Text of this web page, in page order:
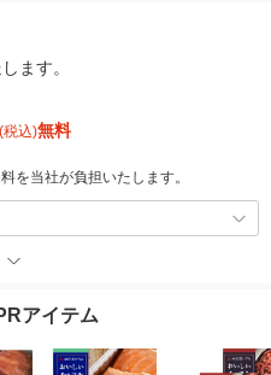
ます。
(税込)無料
を当社が負担いたします。
アイテム